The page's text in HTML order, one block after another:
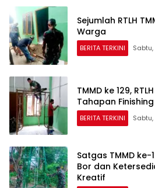
Sejumlah RTLH
Warga
BERITA TERKINI
TMMD ke 129,
Tahapan Finishing
BERITA TERKINI
Satgas TMMD ke-
Bor dan
Kreatif